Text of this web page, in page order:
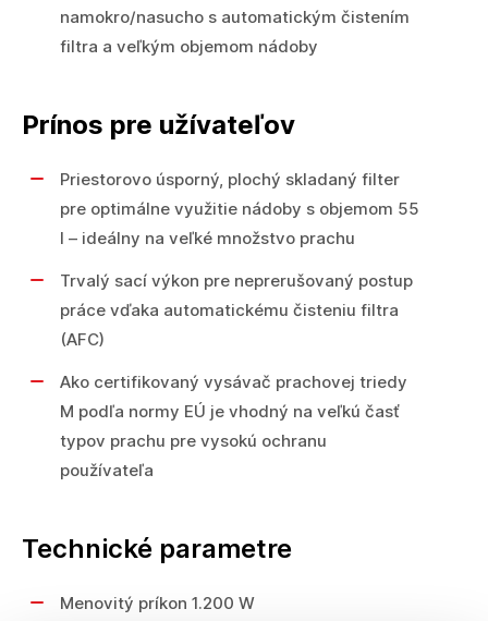
namokro/nasucho s automatickým čistením
filtra a veľkým objemom nádoby
Prínos pre užívateľov
Priestorovo úsporný, plochý skladaný filter
pre optimálne využitie nádoby s objemom 55
l – ideálny na veľké množstvo prachu
Trvalý sací výkon pre neprerušovaný postup
práce vďaka automatickému čisteniu filtra
(AFC)
Ako certifikovaný vysávač prachovej triedy
M podľa normy EÚ je vhodný na veľkú časť
typov prachu pre vysokú ochranu
používateľa
Technické parametre
Menovitý príkon 1.200 W